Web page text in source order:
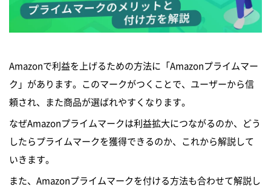
Amazonで利益を上げるための方法に「Amazonプライムマー
ク」があります。このマークがつくことで、ユーザーから信
頼され、また商品が選ばれやすくなります。
なぜAmazonプライムマークは利益拡大につながるのか、どう
したらプライムマークを獲得できるのか、これから解説して
いきます。
また、Amazonプライムマークを付ける方法も合わせて解説し